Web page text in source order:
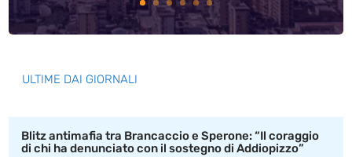
ULTIME DAI GIORNALI
Blitz antimafia tra Brancaccio e Sperone: “Il coraggio
di chi ha denunciato con il sostegno di Addiopizzo”